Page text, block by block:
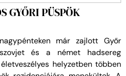
GYŐRI PÜSPÖK
már zajlott Győr
és a német hadsereg
helyzetben többen